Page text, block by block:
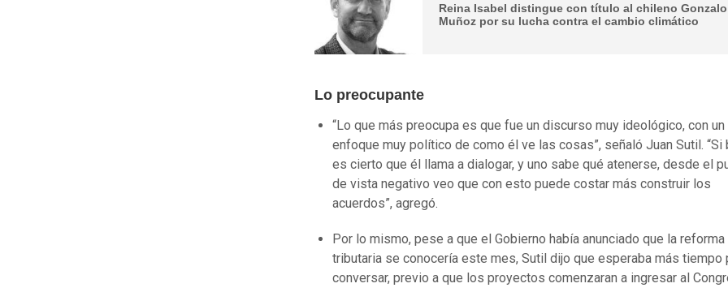
Reina Isabel distingue con título al chileno Gonzalo
Muñoz por su lucha contra el cambio climático
Lo preocupante
“Lo que más preocupa es que fue un discurso muy ideológico, con un
enfoque muy político de como él ve las cosas”, señaló Juan Sutil. “Si
es cierto que él llama a dialogar, y uno sabe qué atenerse, desde el
de vista negativo veo que con esto puede costar más construir los
acuerdos”, agregó.
Por lo mismo, pese a que el Gobierno había anunciado que la reforma
tributaria se conocería este mes, Sutil dijo que esperaba más tiempo
conversar, previo a que los proyectos comenzaran a ingresar al